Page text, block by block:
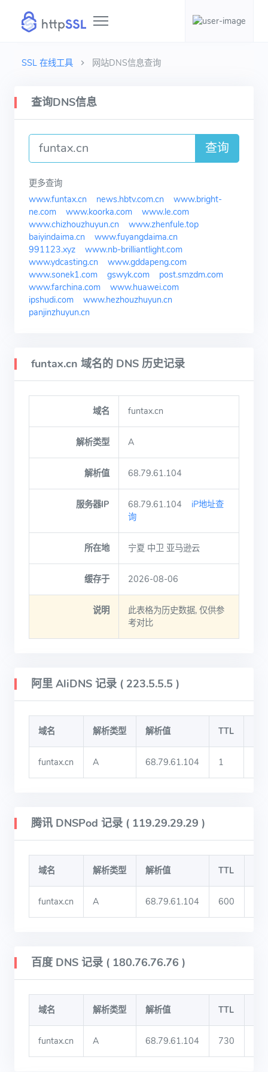
SSL 在线工具 网站DNS信息查询
查询DNS信息
查询
更多查询
www.funtax.cn
news.hbtv.com.cn
www.bright-
ne.com
www.koorka.com
www.le.com
www.chizhouzhuyun.cn
www.zhenfule.top
baiyindaima.cn
www.fuyangdaima.cn
991123.xyz
www.nb-brilliantlight.com
www.ydcasting.cn
www.gddapeng.com
www.sonek1.com
gswyk.com
post.smzdm.com
www.farchina.com
www.huawei.com
ipshudi.com
www.hezhouzhuyun.cn
panjinzhuyun.cn
funtax.cn 域名的 DNS 历史记录
域名 funtax.cn
解析类型 A
解析值 68.79.61.104
服务器IP 68.79.61.104
iP地址查
询
所在地 宁夏 中卫 亚马逊云
缓存于 2026-08-06
说明
此表格为历史数据, 仅供参
考对比
阿里 AliDNS 记录 ( 223.5.5.5 )
域名 解析类型 解析值 TTL
funtax.cn A 68.79.61.104 1
腾讯 DNSPod 记录 ( 119.29.29.29 )
域名 解析类型 解析值 TTL
funtax.cn A 68.79.61.104 600
百度 DNS 记录 ( 180.76.76.76 )
域名 解析类型 解析值 TTL
funtax.cn A 68.79.61.104 730